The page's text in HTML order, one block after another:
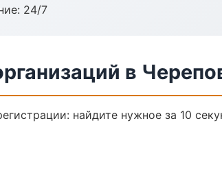
24/7
в
найдите нужное за 10